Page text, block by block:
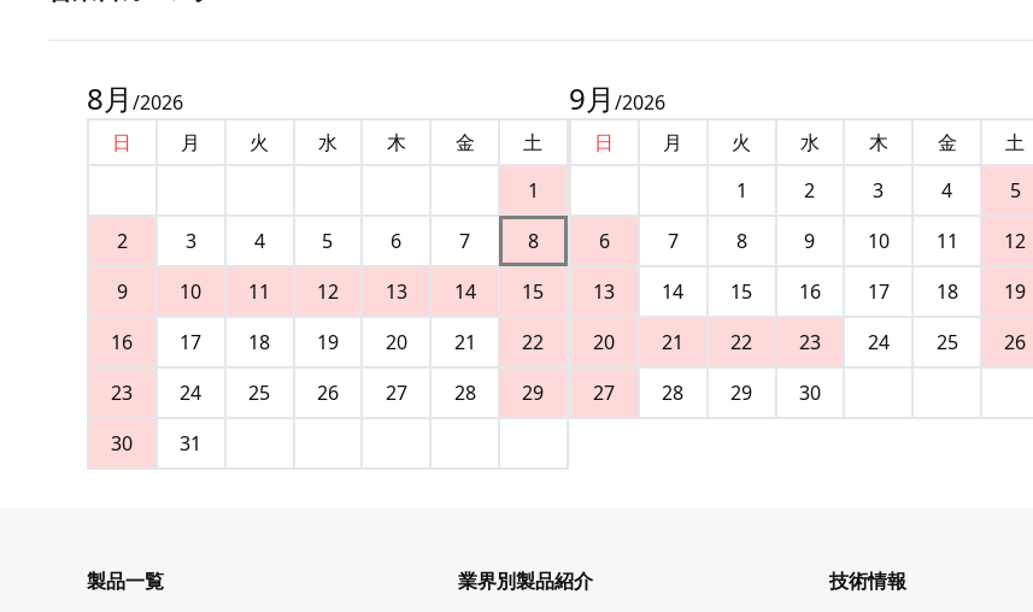
8月 /2026
日
月 火 水 木 金
土
1
2
3 4 5 6 7
8
9
10 11 12 13 14
15
16
17 18 19 20 21
22
23
24 25 26 27 28
29
30
31
9月 /2026
日
月 火 水 木 金
土
1
2 3 4
5
6
7 8 9 10 11
12
13
14 15 16 17 18
19
20
21 22 23 24 25
26
27
28 29 30
製品一覧 業界別製品紹介 技術情報